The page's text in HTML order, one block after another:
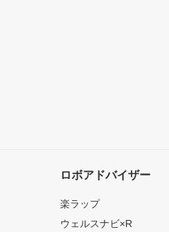
ロボアドバイザー
楽ラップ
ウェルスナビ×R